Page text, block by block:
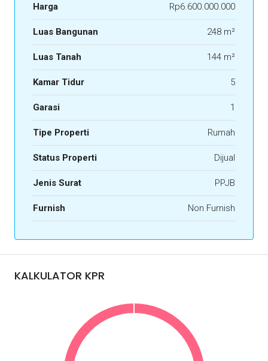
Harga Rp6.600.000.000
Luas Bangunan 248 m²
Luas Tanah 144 m²
Kamar Tidur 5
Garasi 1
Tipe Properti Rumah
Status Properti Dijual
Jenis Surat PPJB
Furnish Non Furnish
KALKULATOR KPR